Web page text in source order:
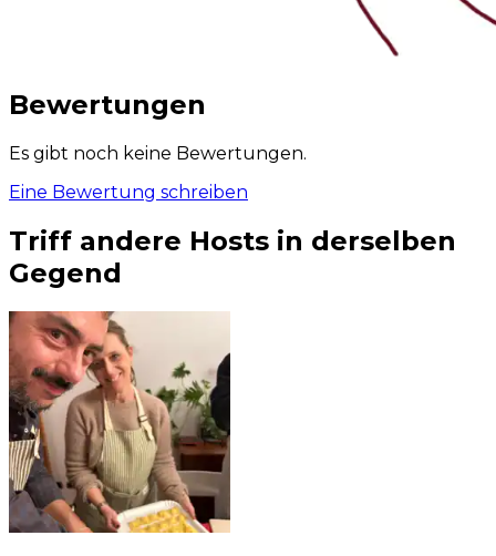
Bewertungen
Es gibt noch keine Bewertungen.
Eine Bewertung schreiben
Triff andere Hosts in derselben
Gegend